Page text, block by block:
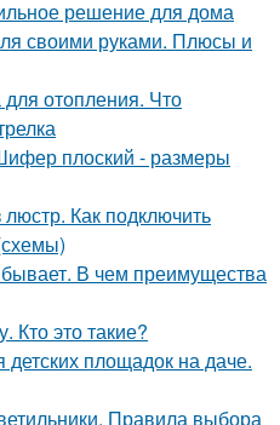
решение для дома
своими руками. Плюсы и
для отопления. Что
плоский - размеры
Как подключить
В чем преимущества
Кто это такие?
площадок на даче.
Правила выбора